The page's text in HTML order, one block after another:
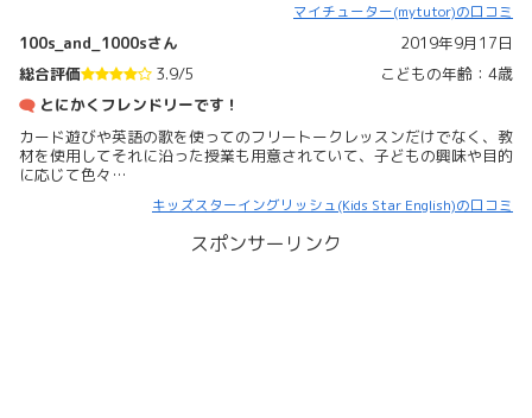
マイチューター(mytutor)の口コミ
100s_and_1000sさん
2019年9月17日
こどもの年齢：4歳
総合評価
3.9/5
とにかくフレンドリーです！
カード遊びや英語の歌を使ってのフリートークレッスンだけでなく、教
材を使用してそれに沿った授業も用意されていて、子どもの興味や目的
に応じて色々…
キッズスターイングリッシュ(Kids Star English)の口コミ
スポンサーリンク